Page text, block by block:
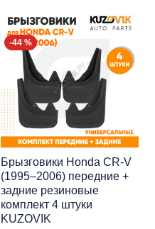
-44 %
Брызговики Honda CR-V
(1995–2006) передние +
задние резиновые
комплект 4 штуки
KUZOVIK